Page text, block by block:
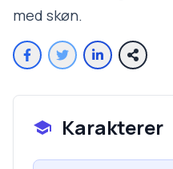
med skøn.
Karakterer